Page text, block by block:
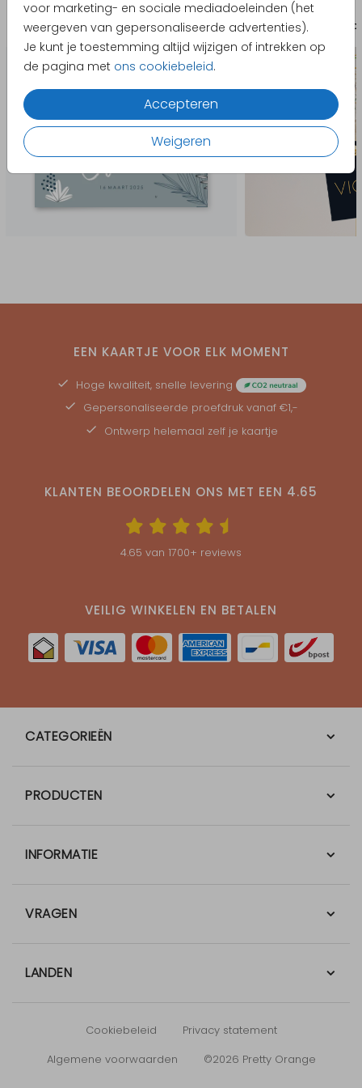
voor marketing- en sociale mediadoeleinden (het
weergeven van gepersonaliseerde advertenties).
Je kunt je toestemming altijd wijzigen of intrekken op
de pagina met ons cookiebeleid.
Accepteren
Weigeren
Geboortekaartje
EEN KAARTJE VOOR ELK MOMENT
Hoge kwaliteit, snelle levering
Gepersonaliseerde proefdruk vanaf €1,-
Ontwerp helemaal zelf je kaartje
KLANTEN BEOORDELEN ONS MET EEN 4.65
4.65 van 1700+ reviews
VEILIG WINKELEN EN BETALEN
CATEGORIEËN
PRODUCTEN
INFORMATIE
VRAGEN
LANDEN
Cookiebeleid
Privacy statement
Algemene voorwaarden
©2026 Pretty Orange